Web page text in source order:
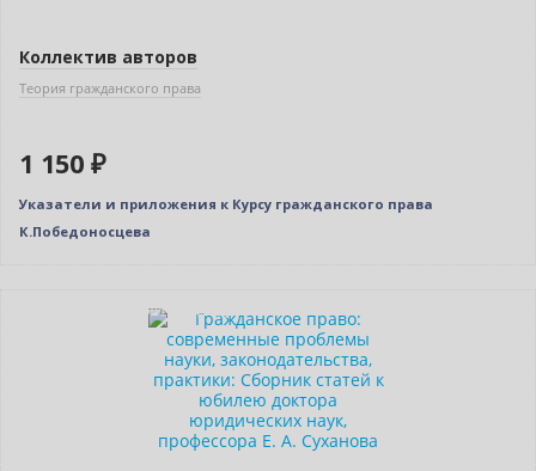
Коллектив авторов
Теория гражданского права
1 150 ₽
Указатели и приложения к Курсу гражданского права
К.Победоносцева
Индивидуальный подход